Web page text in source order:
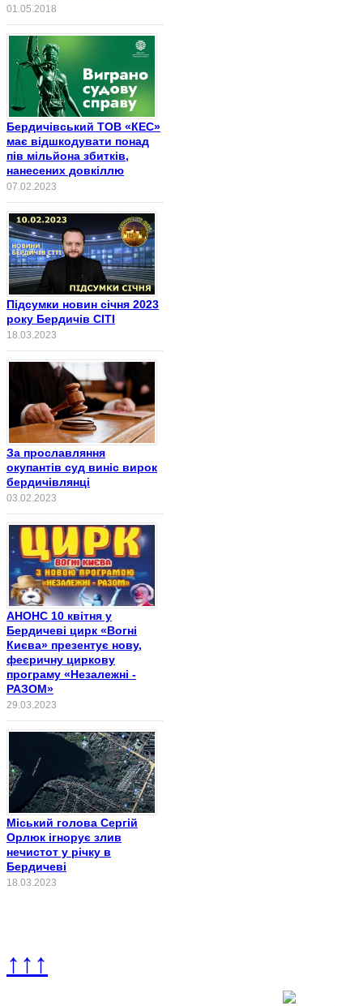
01.05.2018
Бердичівський ТОВ «КЕС»
має відшкодувати понад
пів мільйона збитків,
нанесених довкіллю
07.02.2023
Підсумки новин січня 2023
року Бердичів СІТІ
18.03.2023
За прославляння
окупантів суд виніс вирок
бердичівлянці
03.02.2023
АНОНС 10 квітня у
Бердичеві цирк «Вогні
Києва» презентує нову,
феєричну циркову
програму «Незалежні -
РАЗОМ»
29.03.2023
Міський голова Сергій
Орлюк ігнорує злив
нечистот у річку в
Бердичеві
18.03.2023
↑↑↑